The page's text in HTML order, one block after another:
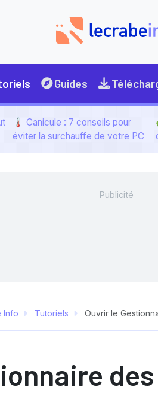
Guides
🌡️ Canicule : 7 conseils pour
éviter la surchauffe de votre PC
Info Tutoriels Ouvrir le